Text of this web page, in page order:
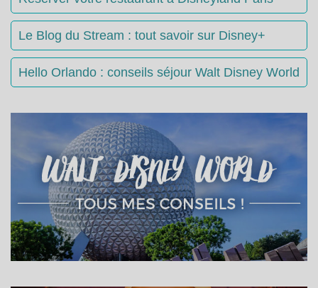
Le Blog du Stream : tout savoir sur Disney+
Hello Orlando : conseils séjour Walt Disney World